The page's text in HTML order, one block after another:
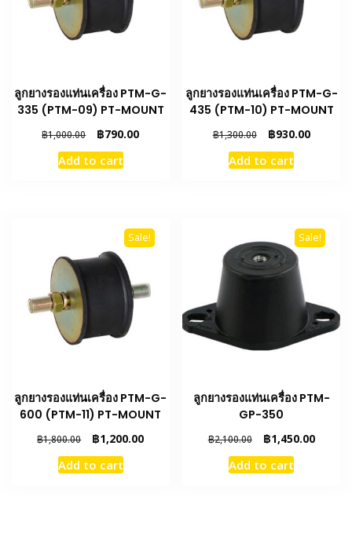
ลูกยางรองแท่นเครื่อง PTM-G-
335 (PTM-09) PT-MOUNT
฿1,000.00
Original
price
was:
฿790.00Current
Add to cart
ลูกยางรองแท่นเครื่อง PTM-G-
435 (PTM-10) PT-MOUNT
฿1,300.00
Original
price
was:
฿930.00Current
Add to cart
Sale!
ลูกยางรองแท่นเครื่อง PTM-G-
600 (PTM-11) PT-MOUNT
฿1,800.00
Original
price
was:
฿1,200.00Current
Add to cart
Sale!
ลูกยางรองแท่นเครื่อง PTM-
GP-350
฿2,100.00
Original
price
was:
฿1,450.00Current
Add to cart